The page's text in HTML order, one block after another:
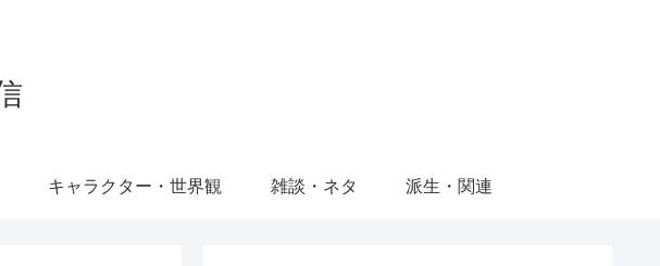
キャラクター・世界観 雑談・ネタ 派生・関連